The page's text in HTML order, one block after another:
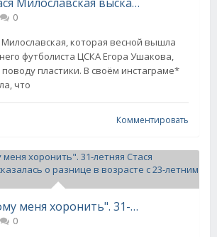
0
Милославская, которая весной вышла
футболиста ЦСКА Егора Ушакова,
пластики. В своём инстаграме*
что
Комментировать
"Зато есть кому меня хоронить". 31-летняя Стася Милославская высказалась о разнице в возрасте с 23-летним мужем
0